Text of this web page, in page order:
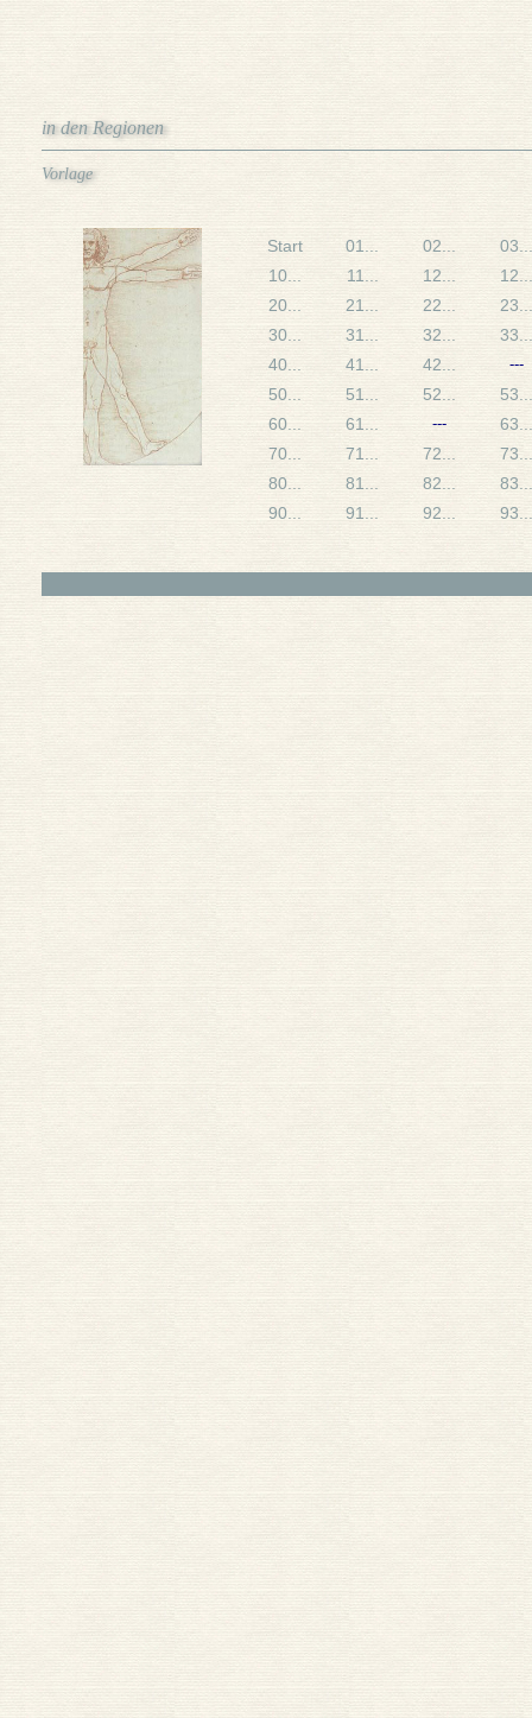
in den Regionen
Vorlage
Start 01... 02...
03...
10...
11... 12...
12...
20...
21... 22...
23...
30...
31... 32...
33...
40...
41... 42... ---
50... 51... 52...
53...
60...
61... ---
63...
70...
71... 72...
73...
80...
81... 82...
83...
90...
91... 92... 93...